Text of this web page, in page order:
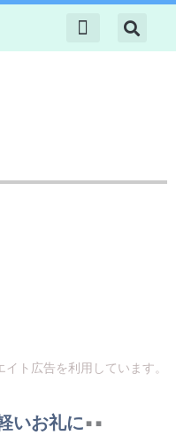
ト広告を利用しています。
いお礼に▪▪